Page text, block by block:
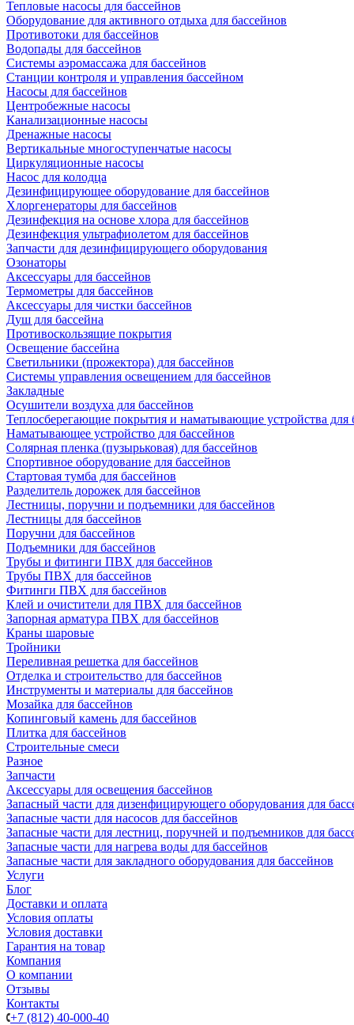
Тепловые насосы для бассейнов
Оборудование для активного отдыха для бассейнов
Противотоки для бассейнов
Водопады для бассейнов
Системы аэромассажа для бассейнов
Станции контроля и управления бассейном
Насосы для бассейнов
Центробежные насосы
Канализационные насосы
Дренажные насосы
Вертикальные многоступенчатые насосы
Циркуляционные насосы
Насос для колодца
Дезинфицирующее оборудование для бассейнов
Хлоргенераторы для бассейнов
Дезинфекция на основе хлора для бассейнов
Дезинфекция ультрафиолетом для бассейнов
Запчасти для дезинфицирующего оборудования
Озонаторы
Аксессуары для бассейнов
Термометры для бассейнов
Аксессуары для чистки бассейнов
Душ для бассейна
Противоскользящие покрытия
Освещение бассейна
Светильники (прожектора) для бассейнов
Системы управления освещением для бассейнов
Закладные
Осушители воздуха для бассейнов
Теплосберегающие покрытия и наматывающие устройства для
Наматывающее устройство для бассейнов
Солярная пленка (пузырьковая) для бассейнов
Спортивное оборудование для бассейнов
Стартовая тумба для бассейнов
Разделитель дорожек для бассейнов
Лестницы, поручни и подъемники для бассейнов
Лестницы для бассейнов
Поручни для бассейнов
Подъемники для бассейнов
Трубы и фитинги ПВХ для бассейнов
Трубы ПВХ для бассейнов
Фитинги ПВХ для бассейнов
Клей и очистители для ПВХ для бассейнов
Запорная арматура ПВХ для бассейнов
Краны шаровые
Тройники
Переливная решетка для бассейнов
Отделка и строительство для бассейнов
Инструменты и материалы для бассейнов
Мозайка для бассейнов
Копинговый камень для бассейнов
Плитка для бассейнов
Строительные смеси
Разное
Запчасти
Аксессуары для освещения бассейнов
Запасный части для дизенфицирующего оборудования для
Запасные части для насосов для бассейнов
Запасные части для лестниц, поручней и подъемников для
Запасные части для нагрева воды для бассейнов
Запасные части для закладного оборудования для бассейнов
Услуги
Блог
Доставки и оплата
Условия оплаты
Условия доставки
Гарантия на товар
Компания
О компании
Отзывы
Контакты
+7 (812) 40-000-40